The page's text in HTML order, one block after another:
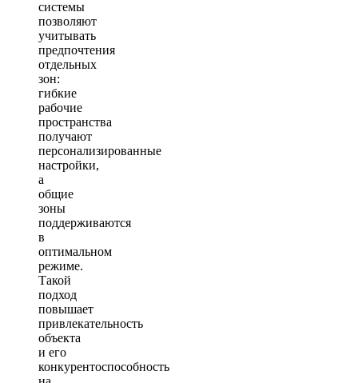
системы
позволяют
учитывать
предпочтения
отдельных
зон:
гибкие
рабочие
пространства
получают
персонализированные
настройки,
а
общие
зоны
поддерживаются
в
оптимальном
режиме.
Такой
подход
повышает
привлекательность
объекта
и его
конкурентоспособность